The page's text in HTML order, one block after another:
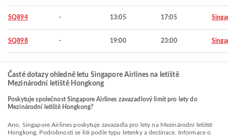
SQ894 - 13:05 17:05
SQ898 - 19:00 23:00
Časté dotazy ohledně letu Singapore Airlines na letiště
Mezinárodní letiště Hongkong
Poskytuje společnost Singapore Airlines zavazadlový limit pro lety do
Mezinárodní letiště Hongkong?
Ano, Singapore Airlines poskytuje zavazadla pro lety na Mezinárodní letiště
Hongkong. Podrobnosti se liší podle typu letenky a destinace. Informace o